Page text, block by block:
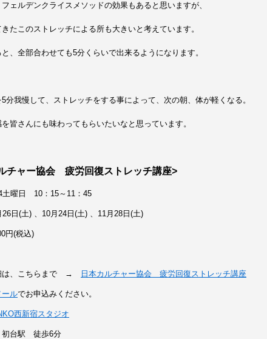
ェルデンクライスメソッドの効果もあると思いますが、
たこのストレッチによる所も大きいと考えています。
、全部合わせても5分くらいで出来るようになります。
分我慢して、ストレッチをする事によって、次の朝、体が軽くなる。
皆さんにも味わってもらいたいなと思っています。
チャー協会 疲労回復ストレッチ講座>
土曜日 10 ：15～11：45
日(土) 、 10月24日(土) 、11月28日(土)
円(税込)
は、こちらまで → 日本カルチャー協会 疲労回復ストレッチ講座
ールでお申込みください。
西新宿スタジオ
台駅 徒歩6分